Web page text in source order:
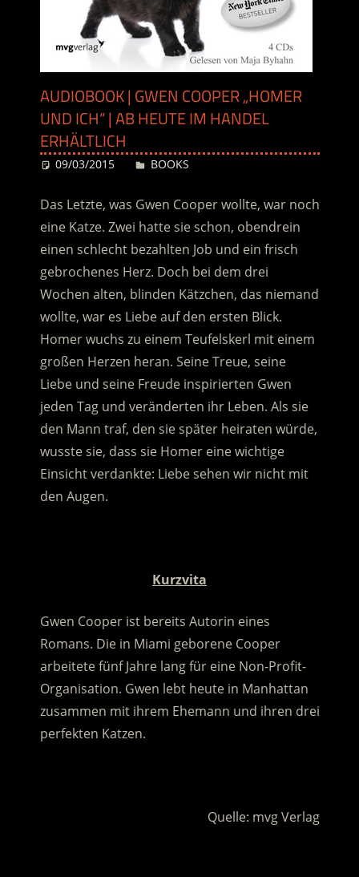
AUDIOBOOK | GWEN COOPER „HOMER
UND ICH“ | AB HEUTE IM HANDEL
ERHÄLTLICH
09/03/2015 Desiree
BOOKS
Das Letzte, was Gwen Cooper wollte, war noch
eine Katze. Zwei hatte sie schon, obendrein
einen schlecht bezahlten Job und ein frisch
gebrochenes Herz. Doch bei dem drei
Wochen alten, blinden Kätzchen, das niemand
wollte, war es Liebe auf den ersten Blick.
Homer wuchs zu einem Teufelskerl mit einem
großen Herzen heran. Seine Treue, seine
Liebe und seine Freude inspirierten Gwen
jeden Tag und veränderten ihr Leben. Als sie
den Mann traf, den sie später heiraten würde,
wusste sie, dass sie Homer eine wichtige
Einsicht verdankte: Liebe sehen wir nicht mit
den Augen.
Kurzvita
Gwen Cooper ist bereits Autorin eines
Romans. Die in Miami geborene Cooper
arbeitete fünf Jahre lang für eine Non-Profit-
Organisation. Gwen lebt heute in Manhattan
zusammen mit ihrem Ehemann und ihren drei
perfekten Katzen.
Quelle: mvg Verlag